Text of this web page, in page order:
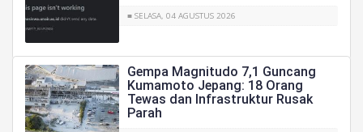
■ SELASA, 04 AGUSTUS 2026
Gempa Magnitudo 7,1 Guncang
Kumamoto Jepang: 18 Orang
Tewas dan Infrastruktur Rusak
Parah